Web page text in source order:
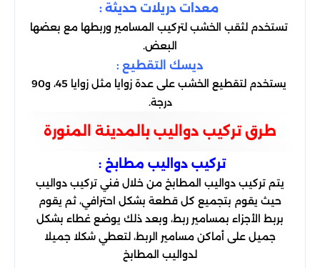
معدات دريلات حديثة :
تستخدم لثقب الخشب لتركيب المسامير وربطها مع بعضها
البعض.
ديسك التقطيع :
يستخدم لتقطيع الخشب على عدة زوايا مثل زوايا 45، و90
درجة.
طرق تركيب دواليب بالمدينة المنورة
تركيب دواليب مطابخ :
يتم تركيب دواليب المطابخ من خلال فني تركيب دواليب
حيث يقوم بتجميع كل قطعة بشكل احترافي، ثم يقوم
بربط الأجزاء بمسامير ربط، وبعد ذلك يوضع غطاء بشكل
جميل على أماكن مسامير الربط، لتعطي شكلا جميلا
لدواليب المطابخ